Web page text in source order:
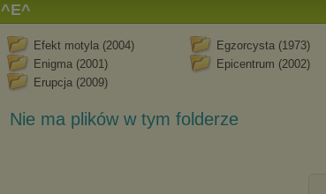
^E^
Efekt motyla (2004) Egzorcysta (1973)
Enigma (2001)
Epicentrum (2002)
Erupcja (2009)
Nie ma plików w tym folderze